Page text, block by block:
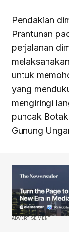
Pendakian
Prantunan
perjalanan
untuk
yang
mengiringi
puncak
Gunung
ADVERTISEMENT